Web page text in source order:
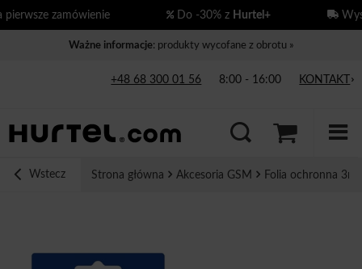
zamówienie Do -30% zHurtel+
Ważne informacje: produkty wycofane z obrotu »
+48 68 300 01 56 8:00 - 16:00 KONTAKT
Wstecz Strona główna Akcesoria GSM Folia ochronna